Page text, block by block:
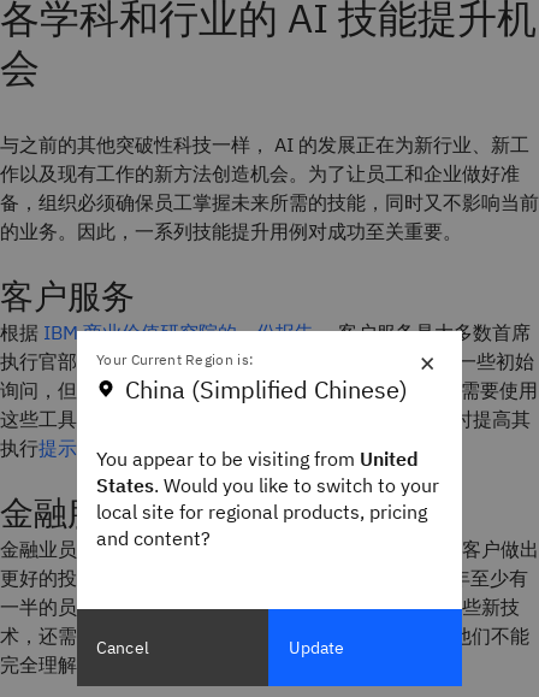
各学科和行业的 AI 技能提升机
会
与之前的其他突破性科技一样， AI 的发展正在为新行业、新工
作以及现有工作的新方法创造机会。为了让员工和企业做好准
备，组织必须确保员工掌握未来所需的技能，同时又不影响当前
的业务。因此，一系列技能提升用例对成功至关重要。
客户服务
根据 IBM 商业价值研究院的一份报告，客户服务是大多数首席
执行官部署生成式 AI 的首要任务。AI 可以处理客户的一些初始
询问，但当问题上报到客户服务代表 (CSR) 时，他们也需要使用
这些工具。CSR 需要在通过 AI 构建的数据库进行搜索时提高其
执行提示工程 和与客户交谈的能力。
金融服务
金融业员工拥有越来越多的增强型工具，帮助他们代表客户做出
更好的投资。近 70% 的金融服务领导者认为，2024 年至少有
一半的员工需要提升技能。这不仅需要学习如何使用这些新技
术，还需要让他们感到可以信任 AI 技术的结果，即使他们不能
完全理解这些结果。
×
Your Current Region is:
China (Simplified Chinese)
You appear to be visiting from United
States. Would you like to switch to your
local site for regional products, pricing
and content?
Cancel Update